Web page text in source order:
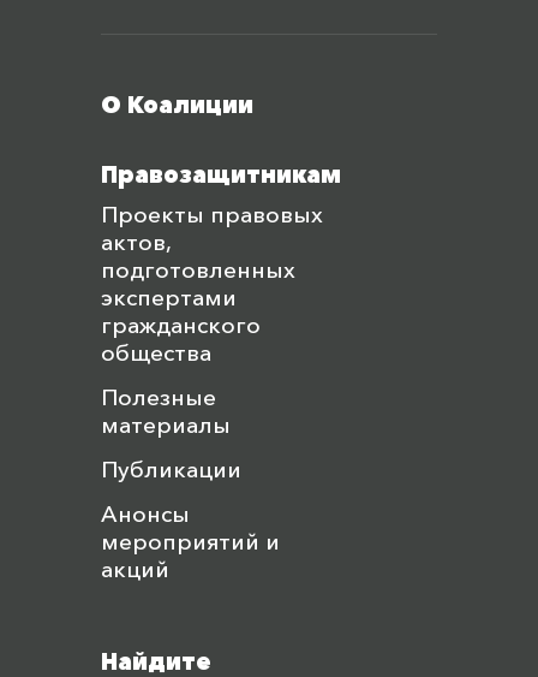
О Коалиции
Правозащитникам
Проекты правовых
актов,
подготовленных
экспертами
гражданского
общества
Полезные
материалы
Публикации
Анонсы
мероприятий и
акций
Найдите